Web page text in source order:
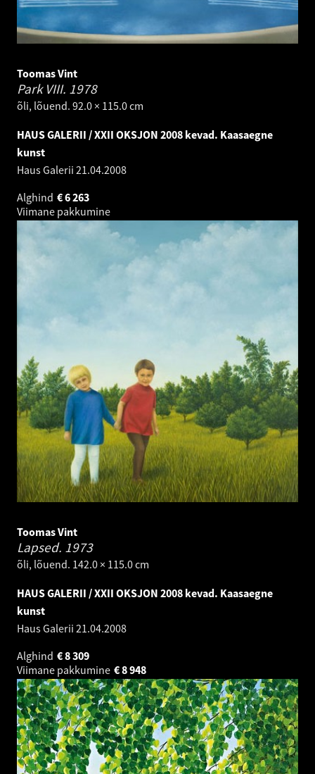
Toomas Vint
Park VIII. 1978
õli, lõuend. 92.0 × 115.0 cm
HAUS GALERII / XXII OKSJON 2008 kevad. Kaasaegne
kunst
Haus Galerii 21.04.2008
Alghind
6 263
€
Viimane pakkumine
Toomas Vint
Lapsed. 1973
õli, lõuend. 142.0 × 115.0 cm
HAUS GALERII / XXII OKSJON 2008 kevad. Kaasaegne
kunst
Haus Galerii 21.04.2008
Alghind
8 309
€
Viimane pakkumine
8 948
€